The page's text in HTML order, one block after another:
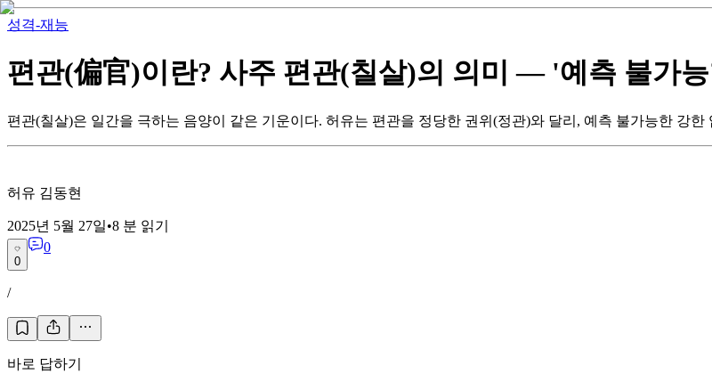
성격-재능
편관(偏官)이란? 사주 편관(칠살)의 의미 — '예측 불가
편관(칠살)은 일간을 극하는 음양이 같은 기운이다. 허유는 편관을 정당한 권위(정관)와 달리, 예측 불가능한 강
허유 김동현
2025년 5월 27일•8 분 읽기
0
0
/
바로 답하기